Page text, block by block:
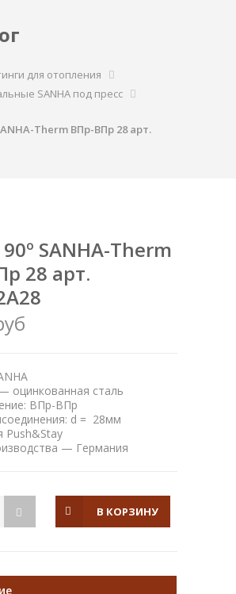
для отопления
SANHA под пресс
Therm ВПр-ВПр 28 арт.
SANHA-Therm
28 арт.
оцинкованная сталь
ВПр-ВПр
d = 28мм
Push&Stay
— Германия
В КОРЗИНУ